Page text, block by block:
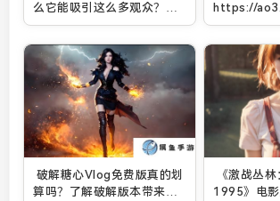
么它能吸引这么多观众？爱
情与职场中的真实与挑战解
析
https://
创作并加入
新手创作者
破解糖心Vlog免费版真的划
算吗？了解破解版本带来的
《激战丛
1995》电